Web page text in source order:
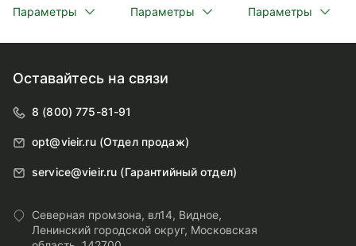
Параметры Параметры Параметры
Оставайтесь на связи
8 (800) 775-81-91
opt@vieir.ru (Отдел продаж)
service@vieir.ru (Гарантийный отдел)
Северная промзона, вл14, Видное,
Ленинский городской округ, Московская